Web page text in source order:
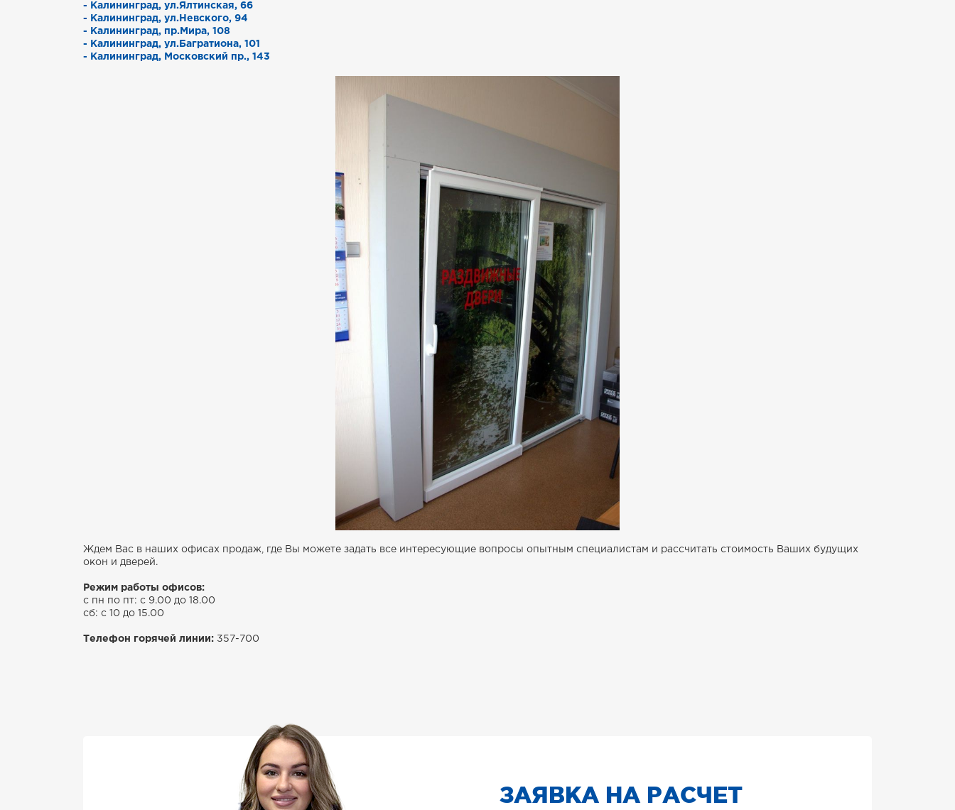
- Калининград, ул.Ялтинская, 66
- Калининград, ул.Невского, 94
- Калининград, пр.Мира, 108
- Калининград, ул.Багратиона, 101
- Калининград, Московский пр., 143
Ждем Вас в наших офисах продаж, где Вы можете задать все интересующие вопросы опытным специалистам и рассчитать стоимость Ваших будущих
окон и дверей.
Режим работы офисов:
с пн по пт: с 9.00 до 18.00
сб: с 10 до 15.00
Телефон горячей линии: 357-700
ЗАЯВКА НА РАСЧЕТ